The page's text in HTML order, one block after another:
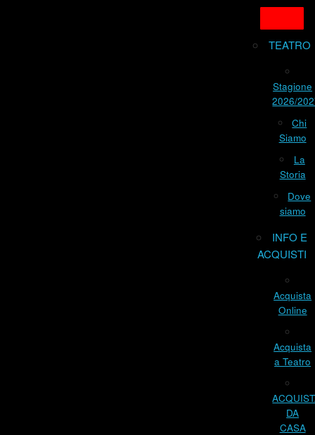
TEATRO
Stagione
2026/
Chi
Siamo
La
Storia
Dove
siamo
INFO E
ACQUISTI
Acquista
Online
Acquista
a Teatro
DA
CASA